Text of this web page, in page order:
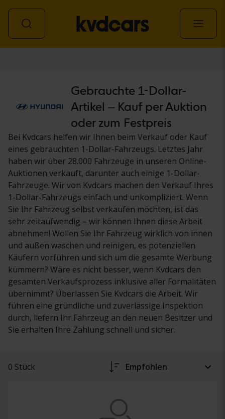
Gebrauchte 1-Dollar-
Artikel – Kauf per Auktion
oder zum Festpreis
Bei Kvdcars helfen wir Ihnen beim Verkauf oder Kauf
eines gebrauchten 1-Dollar-Fahrzeugs. Letztes Jahr
haben wir über 28.000 Fahrzeuge in unseren Online-
Auktionen verkauft, darunter auch einige 1-Dollar-
Fahrzeuge. Wir von Kvdcars machen den Verkauf Ihres
1-Dollar-Fahrzeugs einfach und unkompliziert. Wenn
Sie Ihr Fahrzeug selbst verkaufen möchten, ist das
sehr zeitaufwendig – wir können Ihnen diese Arbeit
abnehmen! Wollen Sie Ihr Fahrzeug wirklich von innen
und außen waschen und reinigen, es potenziellen
Käufern vorführen und sich um die gesamte Werbung
kümmern? Wäre es nicht besser, wenn Kvdcars den
gesamten Verkaufsprozess inklusive aller Formalitäten
übernimmt? Überlassen Sie Kvdcars die Arbeit. Wir
führen eine gründliche und zuverlässige Inspektion
durch, liefern Ihr Fahrzeug an den neuen Besitzer und
Sie erhalten Ihre Zahlung schnell und sicher.
0 Stück Empfohlen